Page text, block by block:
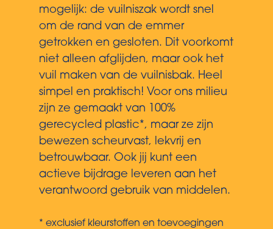
mogelijk: de vuilniszak wordt snel
om de rand van de emmer
getrokken en gesloten. Dit voorkomt
niet alleen afglijden, maar ook het
vuil maken van de vuilnisbak. Heel
simpel en praktisch! Voor ons milieu
zijn ze gemaakt van 100%
gerecycled plastic*, maar ze zijn
bewezen scheurvast, lekvrij en
betrouwbaar. Ook jij kunt een
actieve bijdrage leveren aan het
verantwoord gebruik van middelen.
* exclusief kleurstoffen en toevoegingen